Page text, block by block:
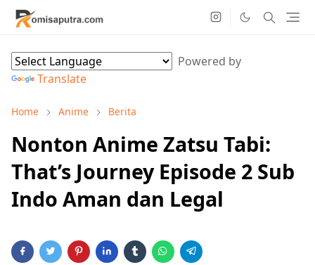
Powered by
Translate
Home Anime Berita
Nonton Anime Zatsu Tabi:
That’s Journey Episode 2 Sub
Indo Aman dan Legal